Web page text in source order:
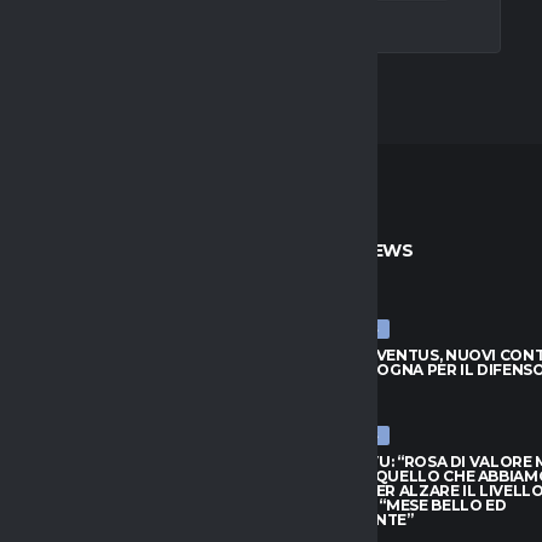
ULTIME NEWS
ULTIME NEWS
LUCUMÍ-JUVENTUS, NUOVI
CON IL BOLOGNA PER IL
ULTIME NEWS
INTER, CHIVU: “ROSA DI VALORE
SAPPIAMO QUELLO CHE
BISOGNO PER ALZARE IL
PROVEDEL: “MESE BELLO ED
EMOZIONANTE”